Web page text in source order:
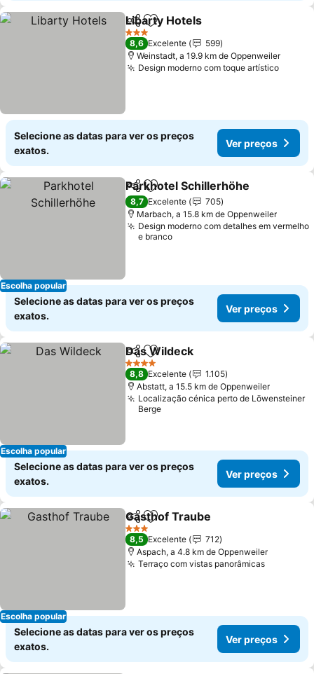
PartilharAdicionar aos favoritos
Libarty Hotels
3 Estrelas
8,6 Excelente
599
Weinstadt, a 19.9 km de Oppenweiler
Design moderno com toque artísticoVer
Selecione as datas para ver os preços
exatos.
Ver preços
Escolha popular
PartilharAdicionar aos favoritos
Parkhotel Schillerhöhe
8,7 Excelente
705
Marbach, a 15.8 km de Oppenweiler
Design moderno com detalhes em vermelho
e branco
Selecione as datas para ver os preços
exatos.
Ver preços
Escolha popular
PartilharAdicionar aos favoritos
Das Wildeck
4 Estrelas
8,8 Excelente
1.105
Abstatt, a 15.5 km de Oppenweiler
Localização cénica perto de Löwensteiner
Berge
Selecione as datas para ver os preços
exatos.
Ver preços
Escolha popular
PartilharAdicionar aos favoritos
Gasthof Traube
3 Estrelas
8,5 Excelente
712
Aspach, a 4.8 km de Oppenweiler
Terraço com vistas panorâmicasVer
Selecione as datas para ver os preços
exatos.
Ver preços